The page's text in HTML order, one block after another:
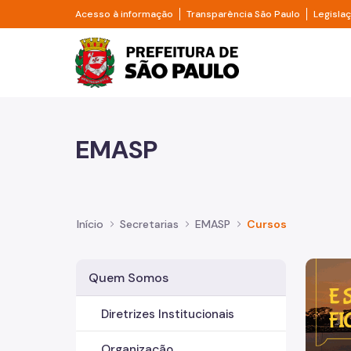
Pular para o Conteúdo principal
Acesso à informação Divisor de acesso à informação
Transparência São Paulo Divisor
Prefeitura de São
EMASP
Início Secretarias EMASP Cursos
Quem Somos
Diretrizes Institucionais